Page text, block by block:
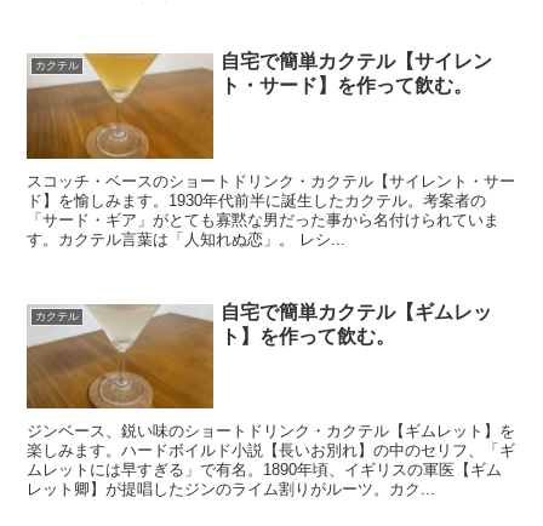
カクテル
自宅で簡単カクテル【サイレン
ト・サード】を作って飲む。
スコッチ・ベースのショートドリンク・カクテル【サイレント・サー
ド】を愉しみます。1930年代前半に誕生したカクテル。考案者の
「サード・ギア」がとても寡黙な男だった事から名付けられていま
す。カクテル言葉は「人知れぬ恋」。 レシ...
カクテル
自宅で簡単カクテル【ギムレッ
ト】を作って飲む。
ジンベース、鋭い味のショートドリンク・カクテル【ギムレット】を
楽しみます。ハードボイルド小説【長いお別れ】の中のセリフ、「ギ
ムレットには早すぎる」で有名。1890年頃、イギリスの軍医【ギム
レット卿】が提唱したジンのライム割りがルーツ。カク...